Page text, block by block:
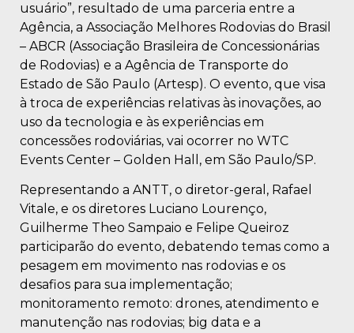
usuário”, resultado de uma parceria entre a
Agência, a Associação Melhores Rodovias do Brasil
– ABCR (Associação Brasileira de Concessionárias
de Rodovias) e a Agência de Transporte do
Estado de São Paulo (Artesp). O evento, que visa
à troca de experiências relativas às inovações, ao
uso da tecnologia e às experiências em
concessões rodoviárias, vai ocorrer no WTC
Events Center – Golden Hall, em São Paulo/SP.
Representando a ANTT, o diretor-geral, Rafael
Vitale, e os diretores Luciano Lourenço,
Guilherme Theo Sampaio e Felipe Queiroz
participarão do evento, debatendo temas como a
pesagem em movimento nas rodovias e os
desafios para sua implementação;
monitoramento remoto: drones, atendimento e
manutenção nas rodovias; big data e a